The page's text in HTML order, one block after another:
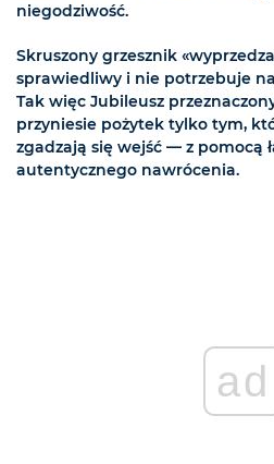
niegodziwość.
Skruszony grzesznik
sprawiedliwy i nie potrzebuje
Tak więc Jubileusz
przyniesie pożytek tylko tym,
zgadzają się wejść — z pomocą
autentycznego nawrócenia.
ad